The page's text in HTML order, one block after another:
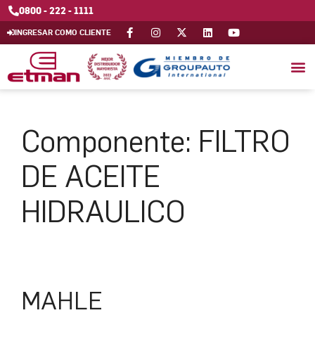
0800 - 222 - 1111
INGRESAR COMO CLIENTE
Componente: FILTRO
DE ACEITE
HIDRAULICO
MAHLE